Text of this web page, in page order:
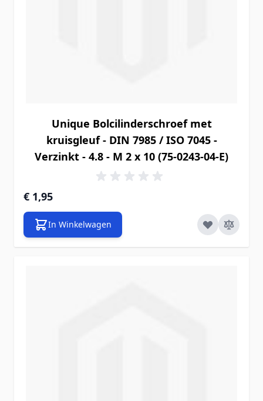
Unique Bolcilinderschroef met
kruisgleuf - DIN 7985 / ISO 7045 -
Verzinkt - 4.8 - M 2 x 10 (75-0243-04-E)
€ 1,95
In Winkelwagen